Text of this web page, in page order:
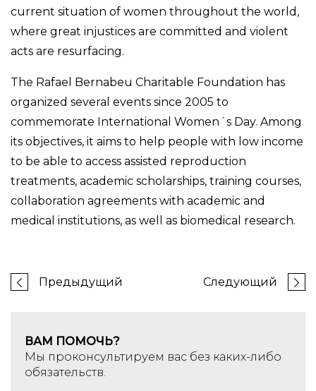
current situation of women throughout the world,
where great injustices are committed and violent
acts are resurfacing.
The Rafael Bernabeu Charitable Foundation has
organized several events since 2005 to
commemorate International Women´s Day. Among
its objectives, it aims to help people with low income
to be able to access assisted reproduction
treatments, academic scholarships, training courses,
collaboration agreements with academic and
medical institutions, as well as biomedical research.
Предыдущий Следующий
ВАМ ПОМОЧЬ?
Мы проконсультируем вас без каких-либо
обязательств.